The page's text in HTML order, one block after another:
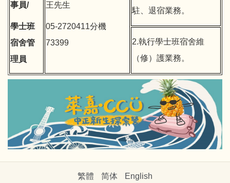
事員/
學士班
宿舍管
理員
王先生
05-2720411分機
73399
駐、退宿業務。
2.執行學士班宿舍維
（修）護業務。
繁體 简体 English